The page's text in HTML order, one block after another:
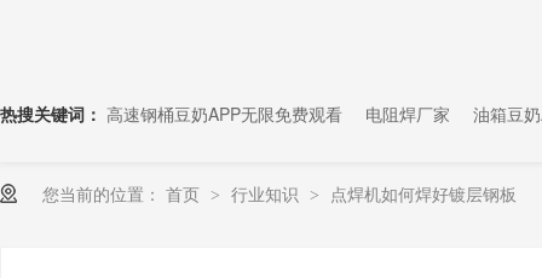
热搜关键词： 高速钢桶豆奶APP无限免费观看 电阻焊厂家 油箱豆
您当前的位置： 首页 > 行业知识 > 点焊机如何焊好镀层钢板